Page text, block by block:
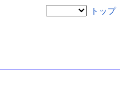
トップ